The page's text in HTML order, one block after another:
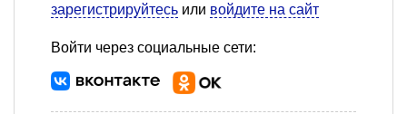
зарегистрируйтесь или войдите на сайт
Войти через социальные сети: